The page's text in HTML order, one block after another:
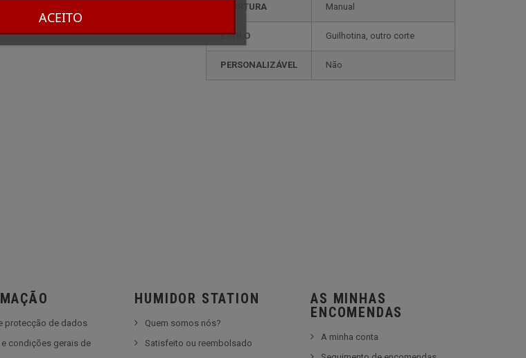
ACEITO
ABERTURA Manual
ESTILO guilhotina, outro corte
PERSONALIZÁVEL não
Equipado com duas lâminas afiadas,
cortador de charutos é o companheiro
protecção de dados
e condições gerais de
HUMIDOR STATION
Quem somos nós?
Satisfeito ou reembolsado
AS MINHAS
ENCOMENDAS
A minha conta